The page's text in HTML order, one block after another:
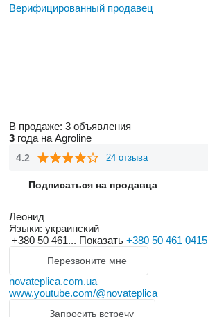
Верифицированный продавец
В продаже: 3 объявления
3 года на Agroline
4.2 24 отзыва
Подписаться на продавца
Леонид
Языки: украинский
+380 50 461... Показать +380 50 461 0415
Перезвоните мне
novateplica.com.ua
www.youtube.com/@novateplica
Запросить встречу